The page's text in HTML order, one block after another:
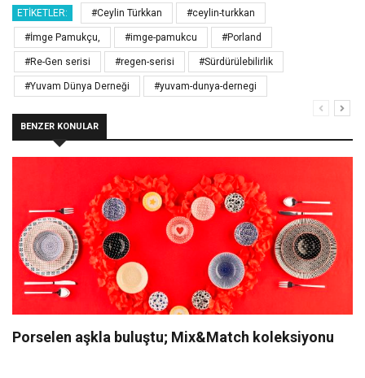
ETIKETLER: #Ceylin Türkkan #ceylin-turkkan
#İmge Pamukçu, #imge-pamukcu #Porland
#Re-Gen serisi #regen-serisi #Sürdürülebilirlik
#Yuvam Dünya Derneği #yuvam-dunya-dernegi
BENZER KONULAR
Porselen aşkla buluştu; Mix&Match koleksiyonu